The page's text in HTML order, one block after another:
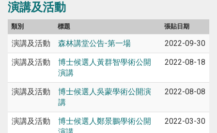
演講及活動
類別 標題 張貼日期
演講及活動 森林講堂公告-第一場 2022-09-30
演講及活動
博士候選人黃群智學術公開
演講
2022-08-18
演講及活動
博士候選人吳蒙學術公開演
講
2022-08-08
演講及活動
博士候選人鄭景鵬學術公開
2022-03-30